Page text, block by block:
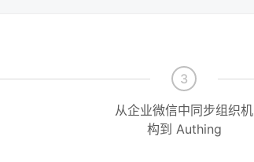
3
从企业微信中同步组织机
构到 Authing